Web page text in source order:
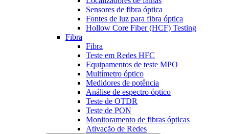
Sensores de fibra óptica
Fontes de luz para fibra óptica
Hollow Core Fiber (HCF) Testing
Fibra
Fibra
Teste em Redes HFC
Equipamentos de teste MPO
Multímetro óptico
Medidores de potência
Análise de espectro óptico
Teste de OTDR
Teste de PON
Monitoramento de fibras ópticas
Ativação de Redes